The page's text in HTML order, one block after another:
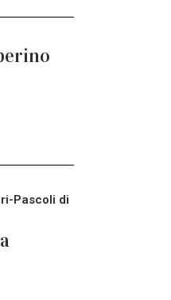
Pascoli di